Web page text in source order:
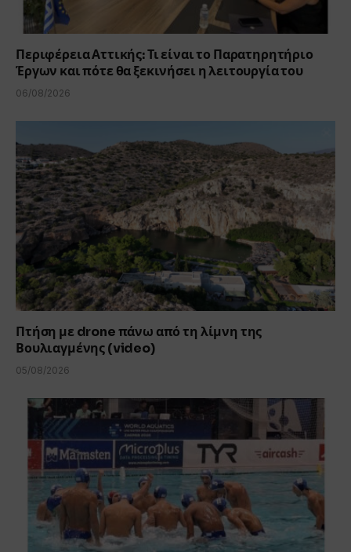
Περιφέρεια Αττικής: Τι είναι το Παρατηρητήριο
Έργων και πότε θα ξεκινήσει η λειτουργία του
06/08/2026
Πτήση με drone πάνω από τη λίμνη της
Βουλιαγμένης (video)
05/08/2026